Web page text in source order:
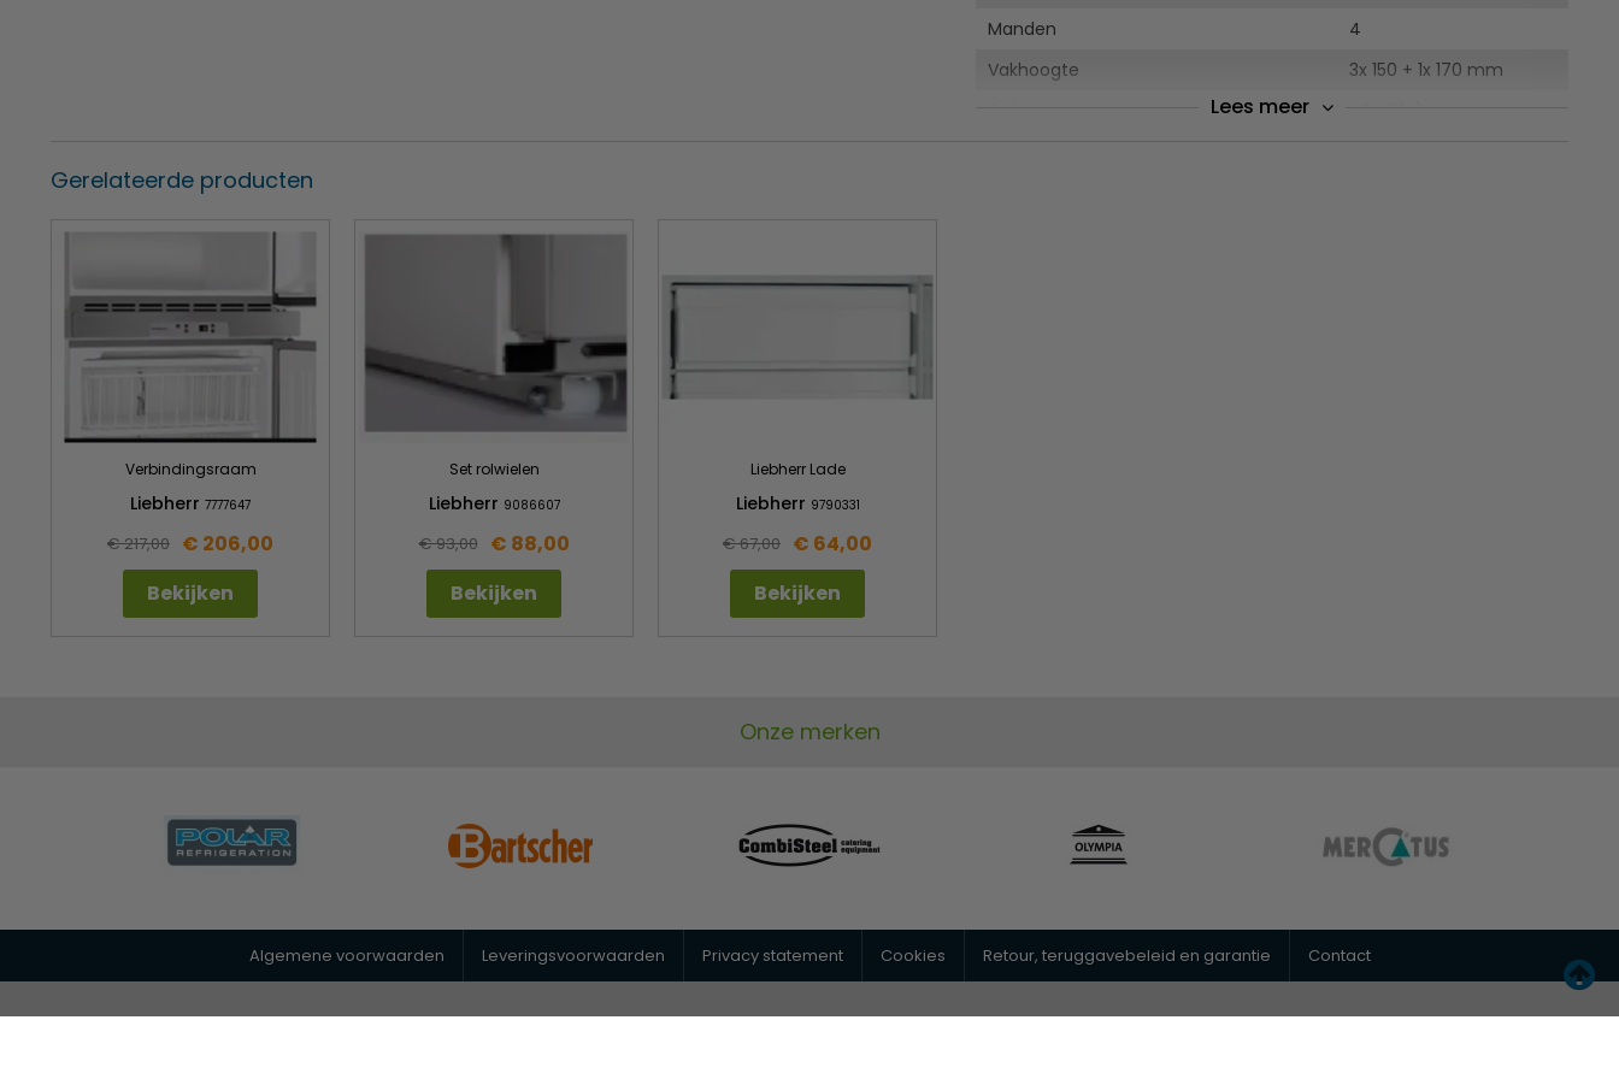
De besturing is in het bovenblad geïntegreerd de temperatuur kan op de graad nauwkeurig worden
Bij een ongecontroleerde temperatuurstijging of bij een lang geopende deur waarschuwen een optisch
De praktische manden (voor GGU).
De gemakkelijke uit te nemen manden bieden een goed en snel overzicht over de producten en zorgen
dat alles netjes in de binnenruimte is opgeborgen.
5 jaar garantie www.koelen.nlbinnen een maand na aankoop)
Standaard heeft u 1 jaar fabrieksgarantie. Mocht er van het tweede tot en met vijfde jaar na
Manden
4
Vakhoogte
3x 150 + 1x 170 mm
Lees meer
Gerelateerde producten
Verbindingsraam
Liebherr 7777647
€ 217,00 € 206,00
Bekijken
Set rolwielen
Liebherr 9086607
€ 93,00
€ 88,00
Bekijken
Liebherr Lade
Liebherr 9790331
€ 67,00 € 64,00
Bekijken
Onze merken
Algemene voorwaarden Leveringsvoorwaarden Privacy statement Cookies Retour, teruggavebeleid en garantie Contact